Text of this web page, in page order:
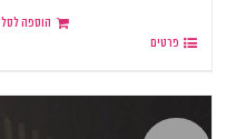
הוספה לסל
פרטים